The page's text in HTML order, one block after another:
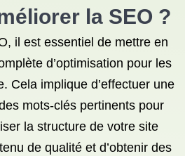
la SEO ?
il est essentiel de mettre en
d’optimisation pour les
Cela implique d’effectuer une
mots-clés pertinents pour
la structure de votre site
de qualité et d’obtenir des